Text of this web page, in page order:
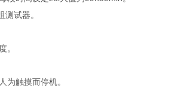
试器。
。
为触摸而停机。